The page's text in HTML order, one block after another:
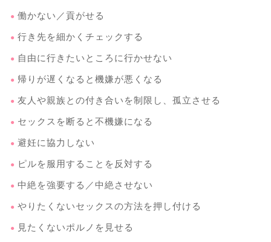
働かない／貢がせる
行き先を細かくチェックする
自由に行きたいところに行かせない
帰りが遅くなると機嫌が悪くなる
友人や親族との付き合いを制限し、孤立させる
セックスを断ると不機嫌になる
避妊に協力しない
ピルを服用することを反対する
中絶を強要する／中絶させない
やりたくないセックスの方法を押し付ける
見たくないポルノを見せる